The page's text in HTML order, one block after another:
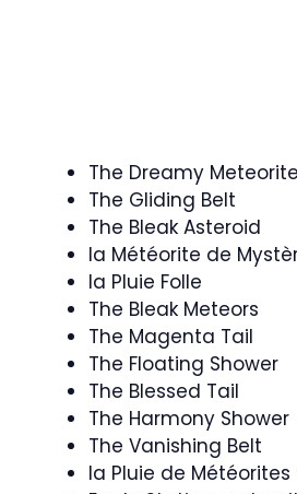
The Dreamy
The Gliding Belt
The Bleak Asteroid
la Météorite de
la Pluie Folle
The Bleak Meteors
The Magenta Tail
The Floating Shower
The Blessed Tail
The Harmony Shower
The Vanishing Belt
la Pluie de